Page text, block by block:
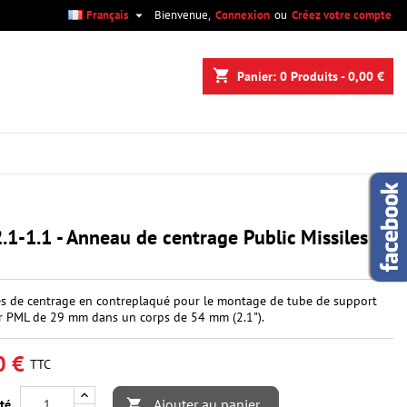
Bienvenue, Connexion ou Créez votre compte
Français 
shopping_cart Panier: 0 Produits - 0,00 €
1.1 - Anneau de centrage Public Missiles
de centrage en contreplaqué pour le montage de tube de support
PML de 29 mm dans un corps de 54 mm (2.1").
€ TTC